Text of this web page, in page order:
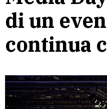
di un
continua